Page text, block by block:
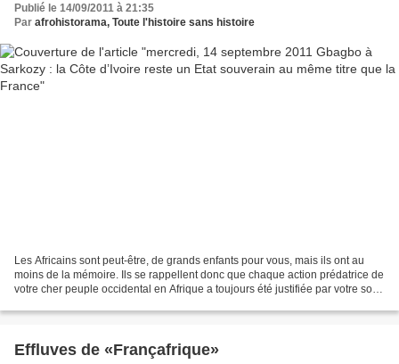
Publié le 14/09/2011 à 21:35
Par afrohistorama, Toute l'histoire sans histoire
Les Africains sont peut-être, de grands enfants pour vous, mais ils ont au
moins de la mémoire. Ils se rappellent donc que chaque action prédatrice de
votre cher peuple occidental en Afrique a toujours été justifiée par votre soi-
Effluves de «Françafrique»